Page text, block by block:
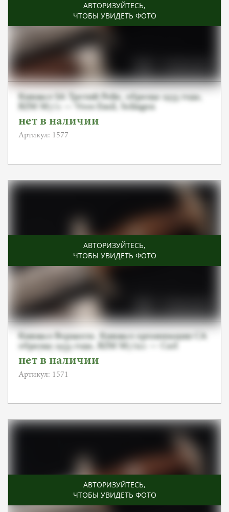
АВТОРИЗУЙТЕСЬ,
ЧТОБЫ УВИДЕТЬ ФОТО
Кинжал SA Третий Рейх, образца 1933 года,
RZM M7/2 — Voos Emil, Solingen
нет в наличии
Артикул: 1577
АВТОРИЗУЙТЕСЬ,
ЧТОБЫ УВИДЕТЬ ФОТО
Кинжал Вермахта. Кинжал организации СА
образца 1933 года, RZM M7/112 — Carl
нет в наличии
Артикул: 1571
АВТОРИЗУЙТЕСЬ,
ЧТОБЫ УВИДЕТЬ ФОТО